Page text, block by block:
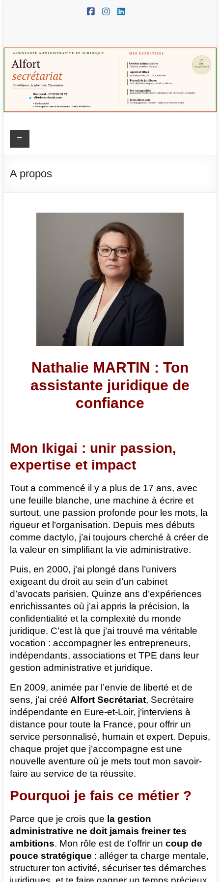
Alfort
–
administrative
Menu
A propos
Nathalie MARTIN : Ton
assistante juridique de
confiance
Mon Ikigai : unir passion,
expertise et impact
Tout a commencé il y a plus de 17 ans, avec
une feuille blanche, une machine à écrire et
surtout, une passion profonde pour les mots, la
rigueur et l’organisation. Depuis mes débuts
comme dactylo, j’ai toujours cherché à créer de
la valeur en simplifiant la vie administrative.
Puis, en 2000, j’ai plongé dans l’univers
exigeant du droit au sein d’un cabinet
d’avocats parisien. Quinze ans d’expériences
enrichissantes où j’ai appris la précision, la
confidentialité et la complexité du monde
juridique. C’est là que j’ai trouvé ma véritable
vocation : accompagner les entrepreneurs,
indépendants, associations et TPE dans leur
gestion administrative et juridique.
En 2009, animée par l’envie de liberté et de
sens, j’ai créé Alfort Secrétariat, Secrétaire
indépendante en Eure-et-Loir, j’interviens à
distance pour toute la France, pour offrir un
service personnalisé, humain et expert. Depuis,
chaque projet que j’accompagne est une
nouvelle aventure où je mets tout mon savoir-
faire au service de ta réussite.
Pourquoi je fais ce métier ?
Parce que je crois que la gestion
administrative ne doit jamais freiner tes
ambitions. Mon rôle est de t’offrir un coup de
pouce stratégique : alléger ta charge mentale,
structurer ton activité, sécuriser tes démarches